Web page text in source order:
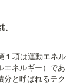
１項は運動エネル
エネルギー）であ
分と呼ばれるテク